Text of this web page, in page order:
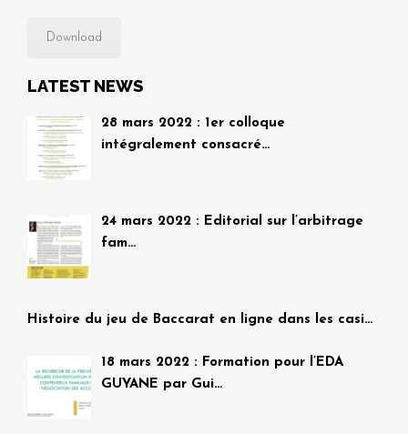
Download
LATEST NEWS
28 mars 2022 : 1er colloque
intégralement consacré…
24 mars 2022 : Editorial sur l’arbitrage
fam…
Histoire du jeu de Baccarat en ligne dans les casi…
18 mars 2022 : Formation pour l’EDA
GUYANE par Gui…